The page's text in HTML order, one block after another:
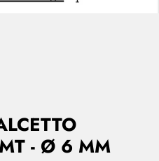
- Ø 6 MM